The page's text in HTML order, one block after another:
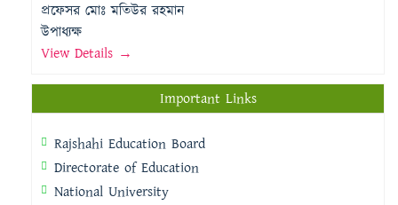
প্রফেসর মোঃ মতিউর রহমান
উপাধ্যক্ষ
View Details →
Important Links
Rajshahi Education Board
Directorate of Education
National University